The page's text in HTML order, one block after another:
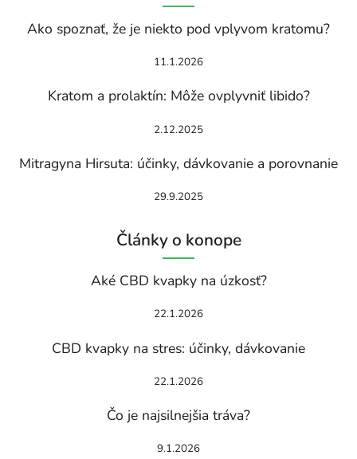
Ako spoznať, že je niekto pod vplyvom kratomu?
11.1.2026
Kratom a prolaktín: Môže ovplyvniť libido?
2.12.2025
Mitragyna Hirsuta: účinky, dávkovanie a porovnanie
29.9.2025
Články o konope
Aké CBD kvapky na úzkosť?
22.1.2026
CBD kvapky na stres: účinky, dávkovanie
22.1.2026
Čo je najsilnejšia tráva?
9.1.2026